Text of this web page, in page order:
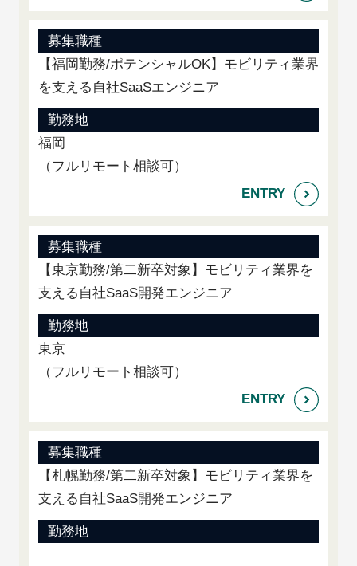
募集職種
【福岡勤務/ポテンシャルOK】モビリティ業界
を支える自社SaaSエンジニア
勤務地
福岡
（フルリモート相談可）
募集職種
【東京勤務/第二新卒対象】モビリティ業界を
支える自社SaaS開発エンジニア
勤務地
東京
（フルリモート相談可）
募集職種
【札幌勤務/第二新卒対象】モビリティ業界を
支える自社SaaS開発エンジニア
勤務地